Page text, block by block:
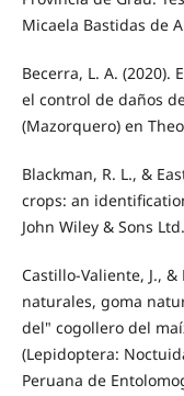
Micaela Bastidas de
Becerra, L. A. (2020).
el control de daños
(Mazorquero) en
Blackman, R. L., &
crops: an
John Wiley & Sons Ltd.
Castillo-Valiente, J.,
naturales, goma
del" cogollero del
(Lepidoptera:
Peruana de